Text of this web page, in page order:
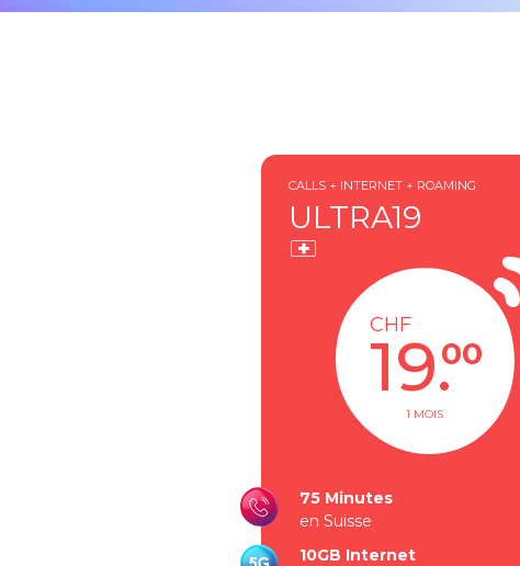
CALLS + INTERNET + ROAMING
ULTRA19
CHF
19.00
1 MOIS
75 Minutes
en Suisse
10GB Internet